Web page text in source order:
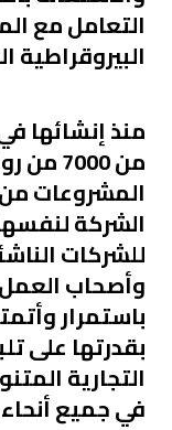
التعامل مع
من
الشركة
للشركات
وأصحاب
باستمرار
بقدرتها على
التجارية
في جميع أنحاء